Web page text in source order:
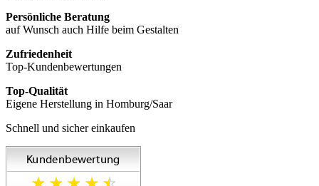
Persönliche Beratung
auf Wunsch auch Hilfe beim Gestalten
Zufriedenheit
Top-Kundenbewertungen
Top-Qualität
Eigene Herstellung in Homburg/Saar
Schnell und sicher einkaufen